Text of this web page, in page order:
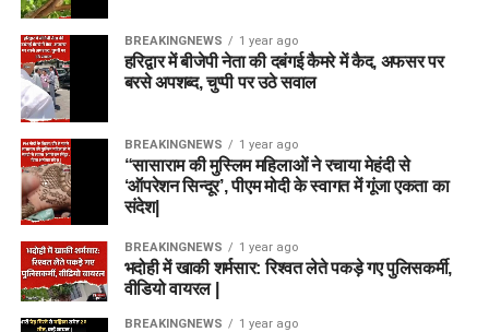
BREAKINGNEWS 1 year ago
हरिद्वार में बीजेपी नेता की दबंगई कैमरे में कैद, अफसर पर
बरसे अपशब्द, चुप्पी पर उठे सवाल
BREAKINGNEWS 1 year ago
“सासाराम की मुस्लिम महिलाओं ने रचाया मेहंदी से
‘ऑपरेशन सिन्दूर’, पीएम मोदी के स्वागत में गूंजा एकता का
संदेश|
BREAKINGNEWS 1 year ago
भदोही में खाकी शर्मसार: रिश्वत लेते पकड़े गए पुलिसकर्मी,
वीडियो वायरल |
BREAKINGNEWS 1 year ago